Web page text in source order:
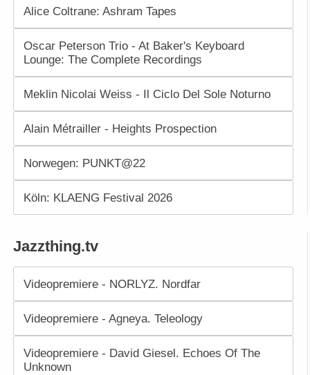
Alice Coltrane: Ashram Tapes
Oscar Peterson Trio - At Baker's Keyboard
Lounge: The Complete Recordings
Meklin Nicolai Weiss - Il Ciclo Del Sole Noturno
Alain Métrailler - Heights Prospection
Norwegen: PUNKT@22
Köln: KLAENG Festival 2026
Jazzthing.tv
Videopremiere - NORLYZ. Nordfar
Videopremiere - Agneya. Teleology
Videopremiere - David Giesel. Echoes Of The
Unknown